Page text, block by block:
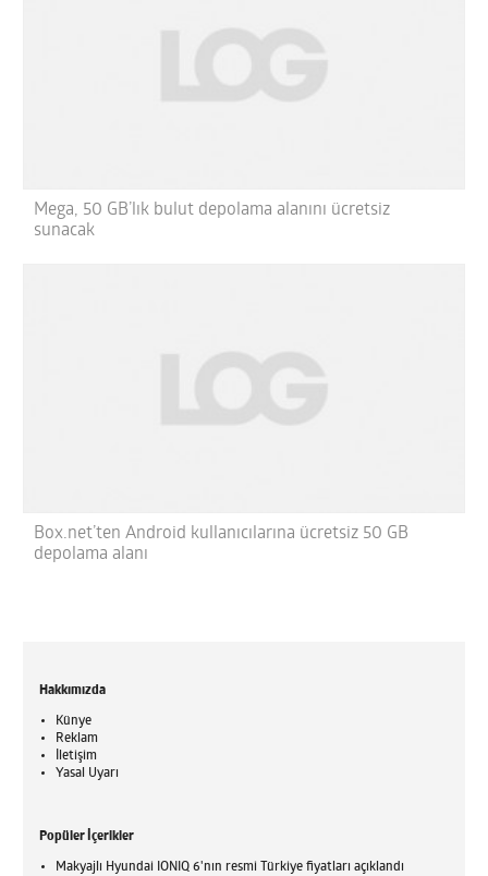
Mega, 50 GB’lık bulut depolama alanını ücretsiz
sunacak
Box.net’ten Android kullanıcılarına ücretsiz 50 GB
depolama alanı
Hakkımızda
Künye
Reklam
İletişim
Yasal Uyarı
Popüler İçerikler
Makyajlı Hyundai IONIQ 6'nın resmi Türkiye fiyatları açıklandı